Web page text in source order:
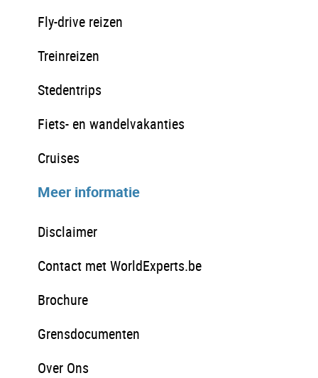
Fly-drive reizen
Treinreizen
Stedentrips
Fiets- en wandelvakanties
Cruises
Meer informatie
Disclaimer
Contact met WorldExperts.be
Brochure
Grensdocumenten
Over Ons